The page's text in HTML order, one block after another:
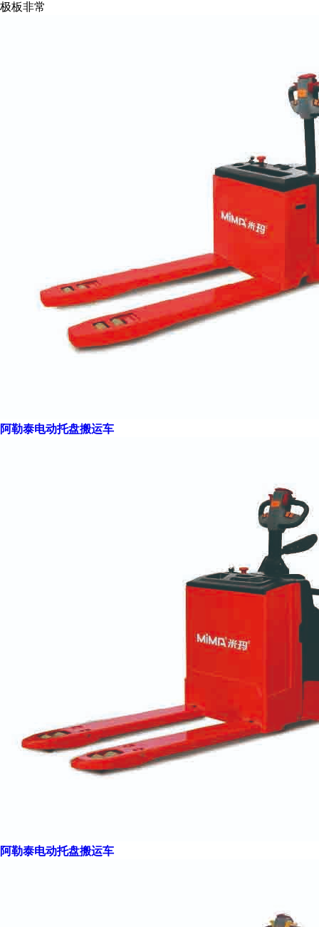
极板非常
阿勒泰电动托盘搬运车
阿勒泰电动托盘搬运车